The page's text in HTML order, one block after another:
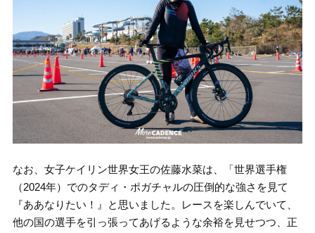
なお、女子ケイリン世界女王の佐藤水菜は、「世界選手権
（2024年）でのタディ・ポガチャルの圧倒的な強さを見て
『ああなりたい！』と思いました。レースを楽しんでいて、
他の国の選手を引っ張ってあげるような余裕を見せつつ、正